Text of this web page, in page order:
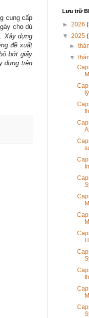
cung cấp
cho dù
Xây dựng
đề xuất
bớt giấy
dựng trên
Lưu trữ
► 2026
▼ 2025
►
▼